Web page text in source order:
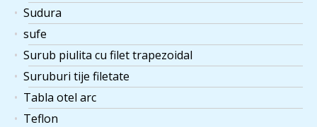
Sudura
sufe
Surub piulita cu filet trapezoidal
Suruburi tije filetate
Tabla otel arc
Teflon